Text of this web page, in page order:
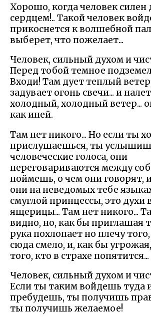
Хорошо, когда человек силен
сердцем!.. Такой человек
прикоснется к волшебной
выберет, что пожелает...
Человек, сильный духом и
Перед тобой темное
Входи! Там дует теплый
задувает огонь свечи... и
холодный, холодный ветер...
как иней.
Там нет никого... Но если ты
прислушаешься, ты
человеческие голоса, они
переговариваются между
поймешь, о чем они говорят,
они на неведомых тебе
смуглой принцессы, это
ящерицы... Там нет никого...
видно, но, как бы приглашая
рука похлопает но плечу
сюда смело, и, как бы
того, кто в страхе попятится...
Человек, сильный духом и
Если ты таким войдешь туда
пребудешь, ты получишь
ты получишь желаемое!